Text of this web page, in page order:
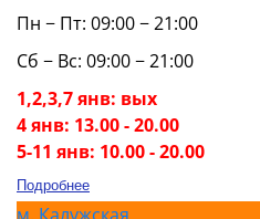
Пн − Пт: 09:00 − 21:00
Сб − Вс: 09:00 − 21:00
1,2,3,7 янв: вых
4 янв: 13.00 - 20.00
5-11 янв: 10.00 - 20.00
Подробнее